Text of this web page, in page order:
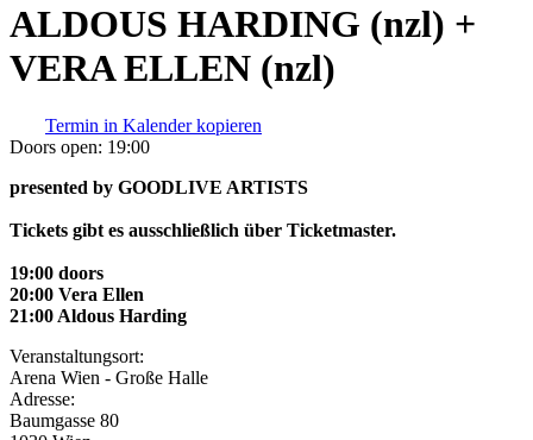
ALDOUS HARDING (nzl) +
VERA ELLEN (nzl)
Termin in Kalender kopieren
Doors open: 19:00
presented by GOODLIVE ARTISTS
Tickets gibt es ausschließlich über Ticketmaster.
19:00 doors
20:00 Vera Ellen
21:00 Aldous Harding
Veranstaltungsort:
Arena Wien - Große Halle
Adresse:
Baumgasse 80